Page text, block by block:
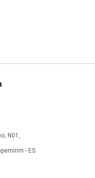
N01,
- ES